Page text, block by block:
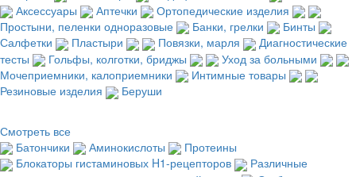
Аксессуары
Аптечки
Ортопедические изделия
Простыни, пеленки одноразовые
Банки, грелки
Бинты
Салфетки
Пластыри Повязки, марля
Диагностические
тесты
Гольфы, колготки, бриджы
Уход за больными
Мочеприемники, калоприемники
Интимные товары
Резиновые изделия
Беруши
Смотреть все
Батончики
Аминокислоты
Протеины
Блокаторы гистаминовых H1-рецепторов
Различные